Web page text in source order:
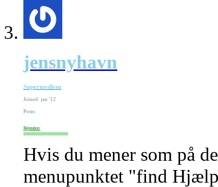
jensnyhavn
Supermedlem
Joined: jan '12
Posts:
Reputation:
Hvis du mener som på
menupunktet "find